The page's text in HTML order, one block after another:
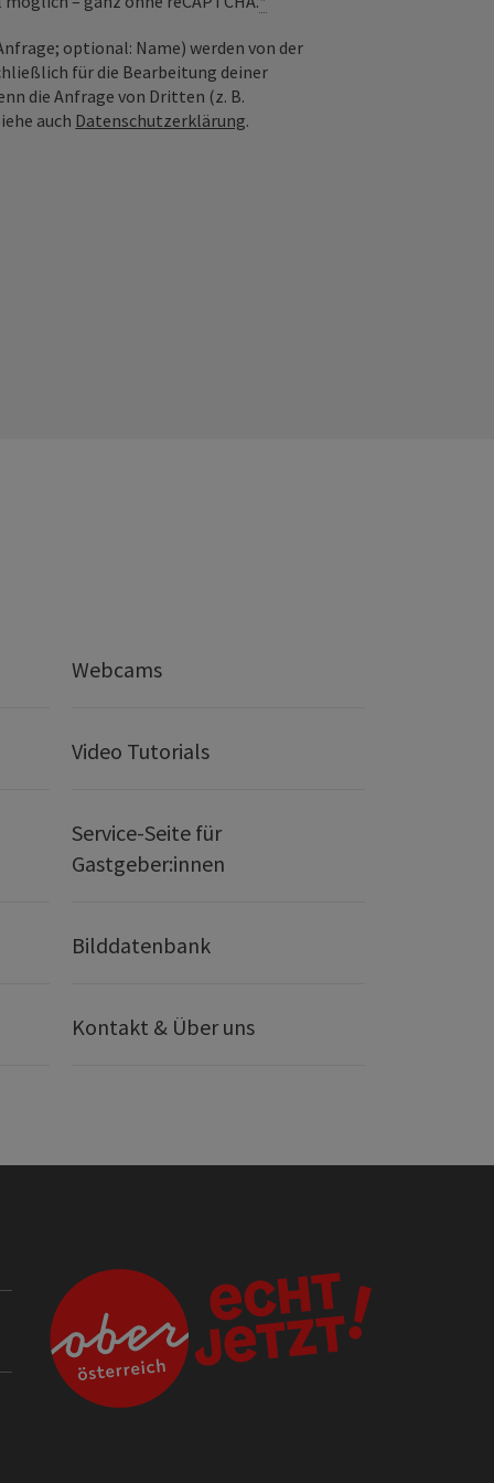
optional: Name) werden von der
für die Bearbeitung deiner
die Anfrage von Dritten (z. B.
auch Datenschutzerklärung.
Webcams
Video Tutorials
Service-Seite für
Gastgeber:innen
Bilddatenbank
Kontakt & Über uns